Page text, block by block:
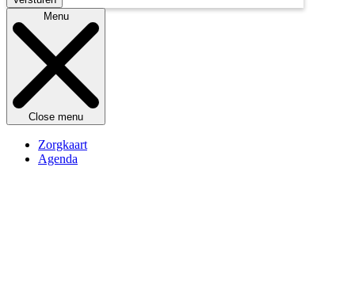
Menu
Close menu
Zorgkaart
Agenda